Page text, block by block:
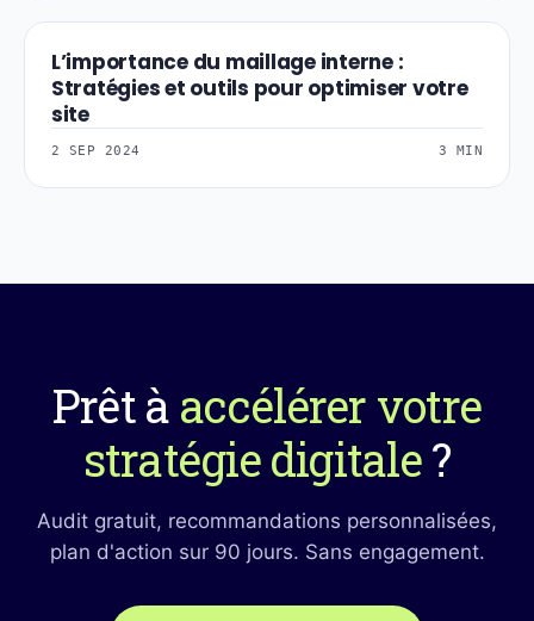
SEO-REFERENCEMEN
L’importance du maillage interne :
Stratégies et outils pour optimiser votre
site
2 SEP 2024 3 MIN
Prêt à accélérer votre
stratégie digitale?
Audit gratuit, recommandations personnalisées,
plan d'action sur 90 jours. Sans engagement.